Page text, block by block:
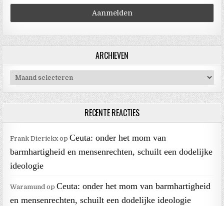
ARCHIEVEN
Archieven
RECENTE REACTIES
Frank Dierickx opCeuta: onder het mom van
barmhartigheid en mensenrechten, schuilt een dodelijke
ideologie
Waramund opCeuta: onder het mom van barmhartigheid
en mensenrechten, schuilt een dodelijke ideologie